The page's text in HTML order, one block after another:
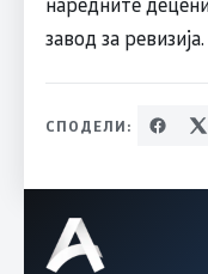
завод за ревизија.
СПОДЕЛИ: